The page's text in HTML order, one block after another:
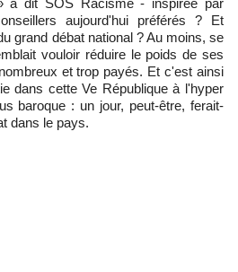
a dit SOS Racisme - inspirée par
aujourd'hui préférés ? Et
grand débat national ? Au moins, se
vouloir réduire le poids de ses
et trop payés. Et c'est ainsi
dans cette Ve République à l'hyper
baroque : un jour, peut-être, ferait-
dans le pays.